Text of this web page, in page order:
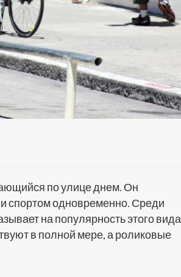
по улице днем. Он
и спортом одновременно. Среди
на популярность этого вида
в полной мере, а роликовые